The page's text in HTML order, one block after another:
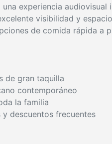
experiencia audiovisual
visibilidad y espacio
de comida rápida a
de gran taquilla
contemporáneo
la familia
descuentos frecuentes